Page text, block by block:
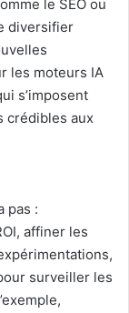
le SEO ou
diversifier
les moteurs IA
s’imposent
crédibles aux
pas :
affiner les
surveiller les